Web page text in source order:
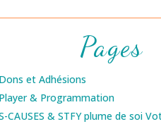
Pages
Dons et Adhésions
Player & Programmation
CAUSES & STFY plume de soi